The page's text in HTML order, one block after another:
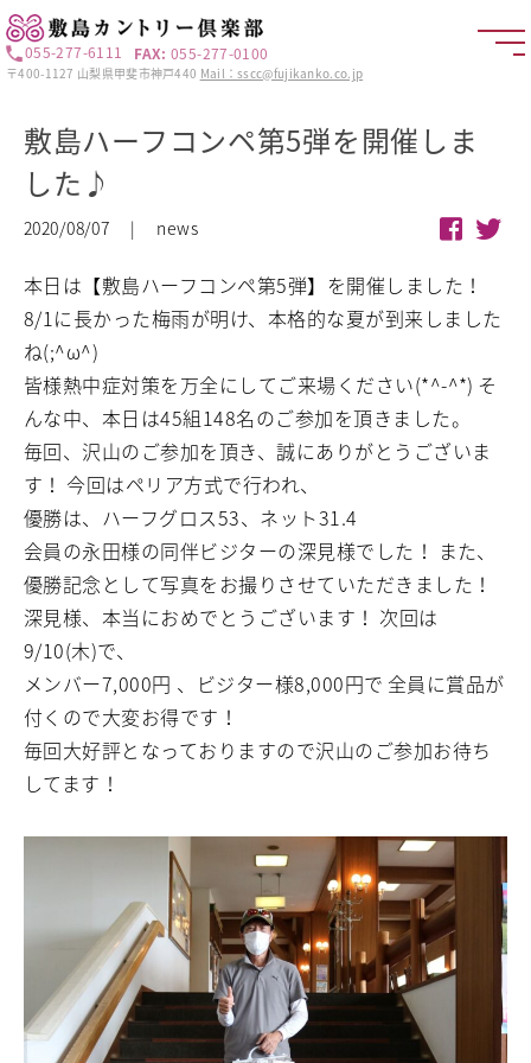
055-277-6111 FAX: 055-277-0100
〒400-1127 山梨県甲斐市神戸440 Mail：sscc@fujikanko.co.jp
敷島ハーフコンペ第5弾を開催しま
した♪
2020/08/07 | news
本日は【敷島ハーフコンペ第5弾】を開催しました！
8/1に長かった梅雨が明け、本格的な夏が到来しました
ね(;^ω^)
皆様熱中症対策を万全にしてご来場ください(*^-^*) そ
んな中、本日は45組148名のご参加を頂きました。
毎回、沢山のご参加を頂き、誠にありがとうございま
す！ 今回はペリア方式で行われ、
優勝は、ハーフグロス53、ネット31.4
会員の永田様の同伴ビジターの深見様でした！ また、
優勝記念として写真をお撮りさせていただきました！
深見様、本当におめでとうございます！ 次回は
9/10(木)で、
メンバー7,000円 、ビジター様8,000円で 全員に賞品が
付くので大変お得です！
毎回大好評となっておりますので沢山のご参加お待ち
してます！